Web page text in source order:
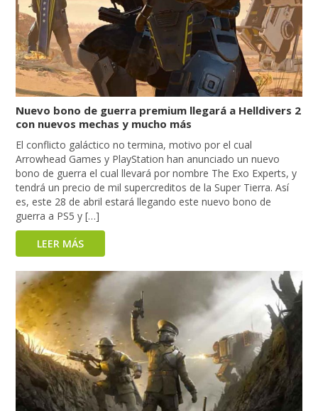
Nuevo bono de guerra premium llegará a Helldivers 2
con nuevos mechas y mucho más
El conflicto galáctico no termina, motivo por el cual
Arrowhead Games y PlayStation han anunciado un nuevo
bono de guerra el cual llevará por nombre The Exo Experts, y
tendrá un precio de mil supercreditos de la Super Tierra. Así
es, este 28 de abril estará llegando este nuevo bono de
guerra a PS5 y […]
LEER MÁS